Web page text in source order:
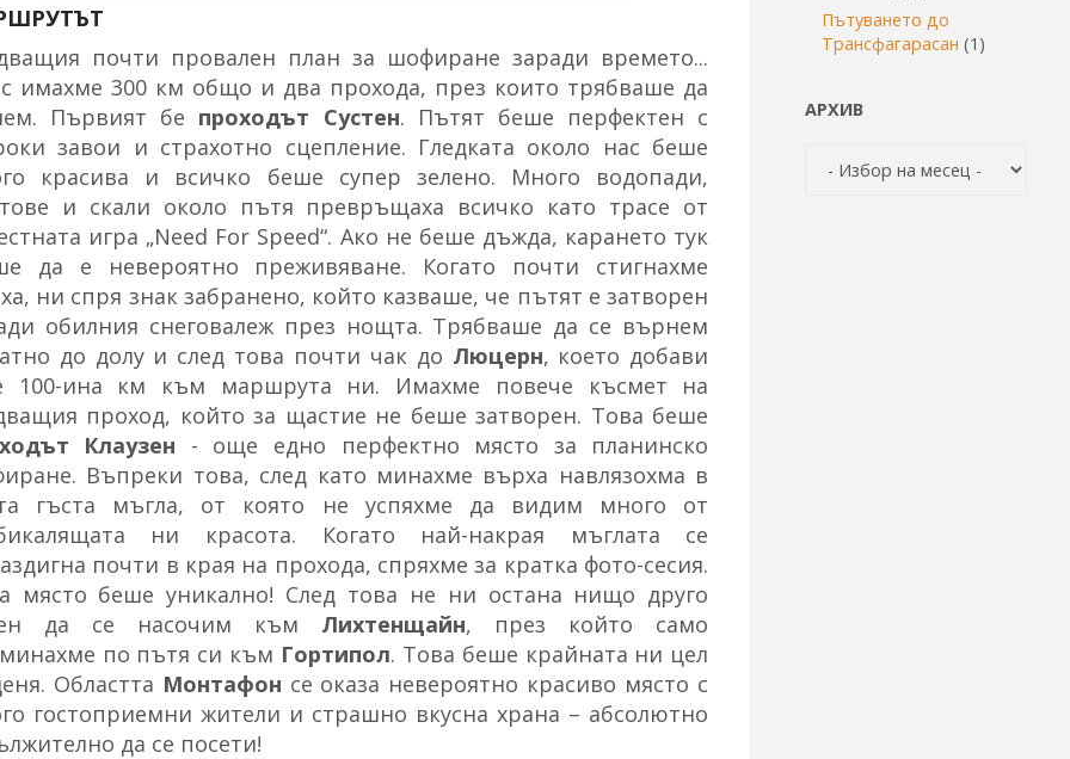
почти провален план за шофиране заради времето...
имахме 300 км общо и два прохода, през които трябваше да
Първият бе проходът Сустен. Пътят беше перфектен с
завои и страхотно сцепление. Гледката около нас беше
красива и всичко беше супер зелено. Много водопади,
и скали около пътя превръщаха всичко като трасе от
игра „Need For Speed“. Ако не беше дъжда, карането тук
да е невероятно преживяване. Когато почти стигнахме
ни спря знак забранено, който казваше, че пътят е затворен
обилния снеговалеж през нощта. Трябваше да се върнем
до долу и след това почти чак до Люцерн, което добави
100-ина км към маршрута ни. Имахме повече късмет на
проход, който за щастие не беше затворен. Това беше
Клаузен - още едно перфектно място за планинско
Въпреки това, след като минахме върха навлязохма в
гъста мъгла, от която не успяхме да видим много от
ни красота. Когато най-накрая мъглата се
почти в края на прохода, спряхме за кратка фото-сесия.
място беше уникално! След това не ни остана нищо друго
да се насочим към Лихтенщайн, през който само
по пътя си към Гортипол. Това беше крайната ни цел
Областта Монтафон се оказа невероятно красиво място с
гостоприемни жители и страшно вкусна храна – абсолютно
да се посети!
Пътуването до
Трансфагарасан (1)
АРХИВ